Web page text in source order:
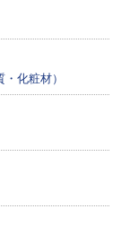
化粧材）